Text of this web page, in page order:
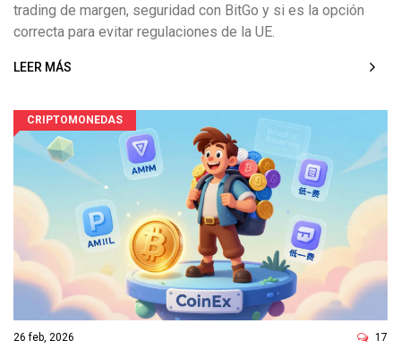
trading de margen, seguridad con BitGo y si es la opción
correcta para evitar regulaciones de la UE.
LEER MÁS
CRIPTOMONEDAS
26 feb, 2026 17